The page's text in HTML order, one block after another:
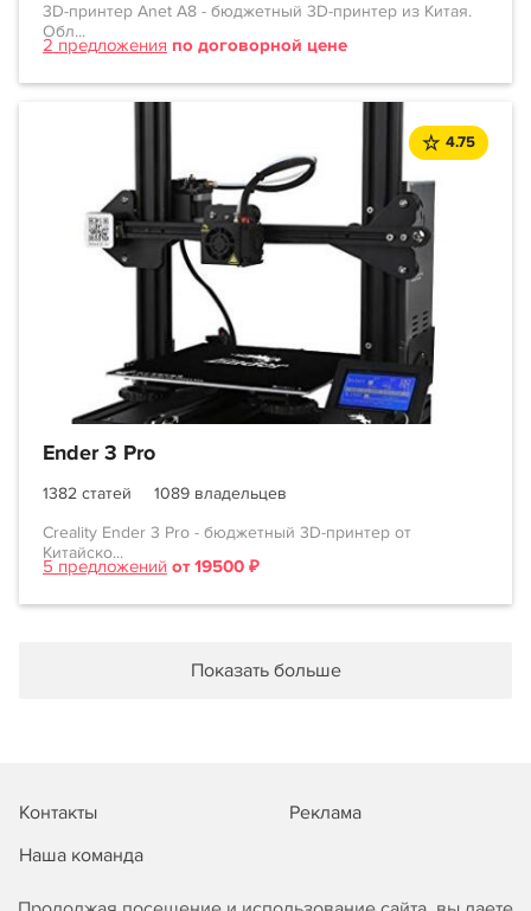
3D-принтер Anet A8 - бюджетный 3D-принтер из Китая.
Обл...
2 предложения по договорной цене
4.75
Ender 3 Pro
1382 статей
1089 владельцев
Creality Ender 3 Pro - бюджетный 3D-принтер от
Китайско...
5 предложений от 19500 ₽
Показать больше
Контакты
Реклама
Наша команда